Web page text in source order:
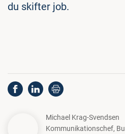
du skifter job.
Michael Krag-Svendsen
Kommunikationschef,